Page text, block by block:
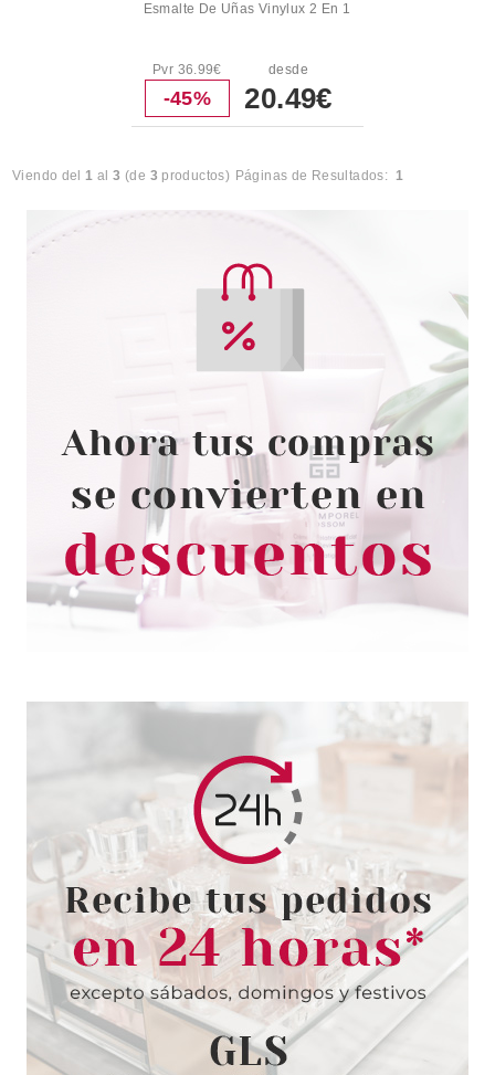
Esmalte De Uñas Vinylux 2 En 1
Pvr 36.99€
-45%
desde
20.49€
Viendo del1 al3 (de 3 productos) Páginas de Resultados: 1